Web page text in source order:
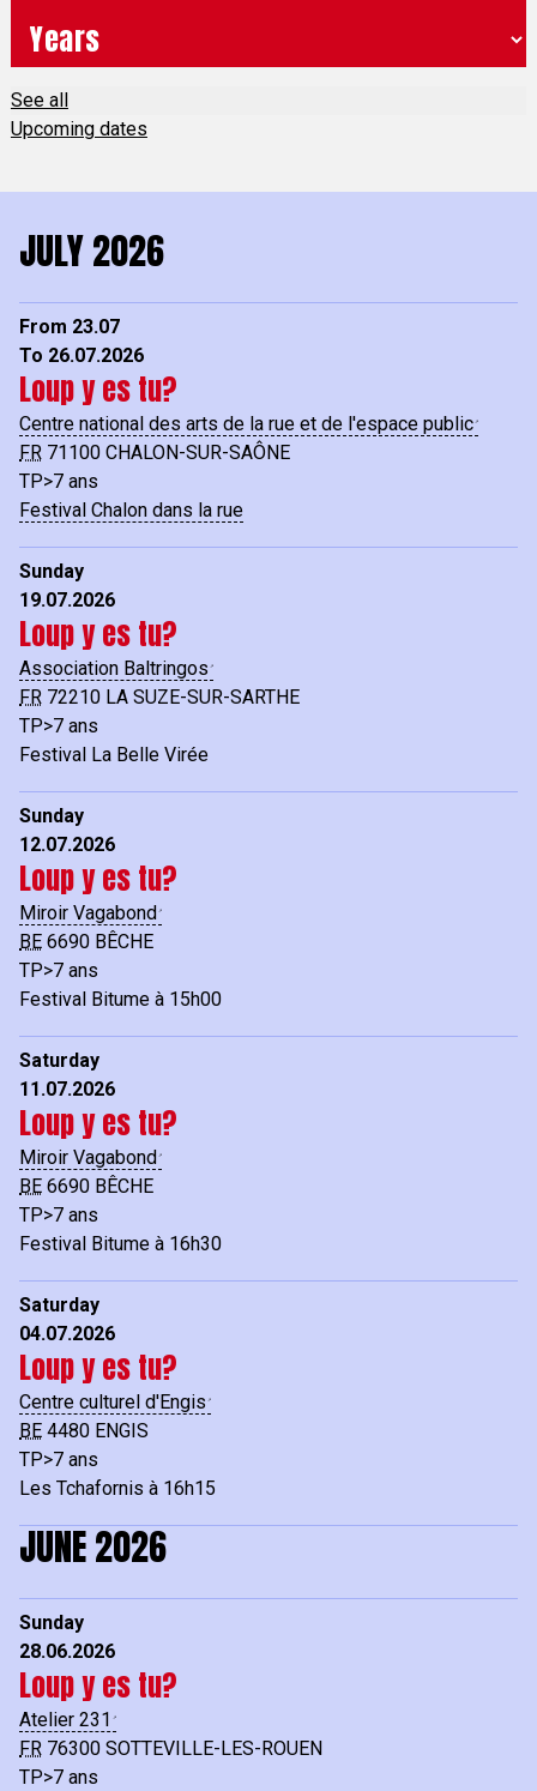
See all
Upcoming dates
JULY 2026
From 23.07
To 26.07.2026
Loup y es tu?
Centre national des arts de la rue et de l'espace public
FR 71100 CHALON-SUR-SAÔNE
TP>7 ans
Festival Chalon dans la rue
Sunday
19.07.2026
Loup y es tu?
Association Baltringos
FR 72210 LA SUZE-SUR-SARTHE
TP>7 ans
Festival La Belle Virée
Sunday
12.07.2026
Loup y es tu?
Miroir Vagabond
BE 6690 BÊCHE
TP>7 ans
Festival Bitume à 15h00
Saturday
11.07.2026
Loup y es tu?
Miroir Vagabond
BE 6690 BÊCHE
TP>7 ans
Festival Bitume à 16h30
Saturday
04.07.2026
Loup y es tu?
Centre culturel d'Engis
BE 4480 ENGIS
TP>7 ans
Les Tchafornis à 16h15
JUNE 2026
Sunday
28.06.2026
Loup y es tu?
Atelier 231
FR 76300 SOTTEVILLE-LES-ROUEN
TP>7 ans